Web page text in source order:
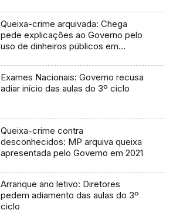
Queixa-crime arquivada: Chega
pede explicações ao Governo pelo
uso de dinheiros públicos em
Exames Nacionais: Governo recusa
adiar início das aulas do 3º ciclo
Queixa-crime contra
desconhecidos: MP arquiva queixa
apresentada pelo Governo em 2021
Arranque ano letivo: Diretores
pedem adiamento das aulas do 3º
ciclo